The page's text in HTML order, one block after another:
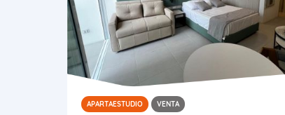
APARTAESTUDIO VENTA